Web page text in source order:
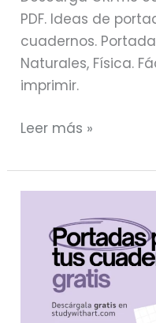
PDF. Ideas de
cuadernos.
Naturales, Física.
imprimir.
Leer más »
Cuadernos
GRATIS
imprimir